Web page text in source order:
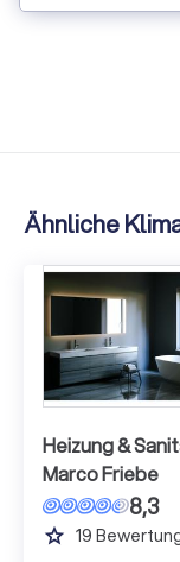
Ähnliche
Heizung &
Marco Friebe
8,3
grade 19